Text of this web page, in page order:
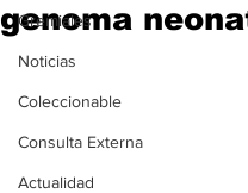
Gremiales
Noticias
Coleccionable
Consulta Externa
Actualidad
genoma